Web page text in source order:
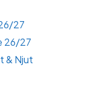
27
26/27
& Njut